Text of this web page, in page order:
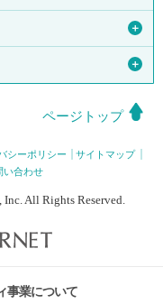
＋
＋
ページトップ
シーポリシー
サイトマップ
い合わせ
All Rights Reserved.
事業について